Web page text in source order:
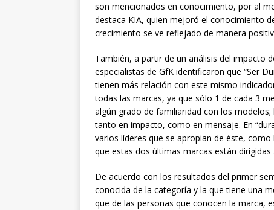
son mencionados en conocimiento, por al
destaca KIA, quien mejoró el conocimiento
crecimiento se ve reflejado de manera
También, a partir de un análisis del impacto
especialistas de GfK identificaron que “Ser
tienen más relación con este mismo
todas las marcas, ya que sólo 1 de cada 3
algún grado de familiaridad con los
tanto en impacto, como en mensaje. En
varios líderes que se apropian de éste,
que estas dos últimas marcas están
De acuerdo con los resultados del primer
conocida de la categoría y la que tiene una
que de las personas que conocen la marca,